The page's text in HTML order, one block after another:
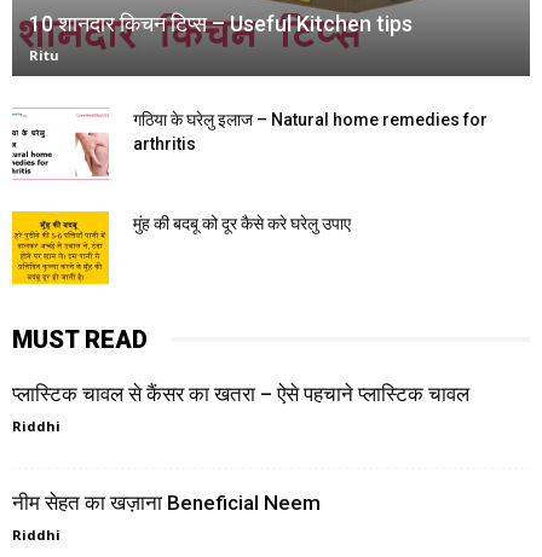
10 शानदार किचन टिप्स – Useful Kitchen tips
Ritu
गठिया के घरेलु इलाज – Natural home remedies for
arthritis
मुंह की बदबू को दूर कैसे करे घरेलु उपाए
MUST READ
प्लास्टिक चावल से कैंसर का खतरा – ऐसे पहचाने प्लास्टिक चावल
Riddhi
नीम सेहत का खज़ाना Beneficial Neem
Riddhi